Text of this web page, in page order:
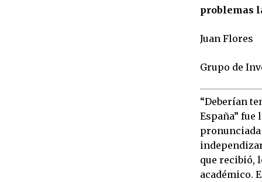
problemas
Juan Flores
Grupo de
“Deberían
España”
que recibió,
académico.